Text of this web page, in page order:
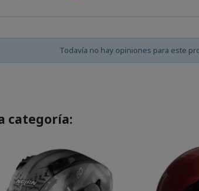
Todavía no hay opiniones para este
categoría: